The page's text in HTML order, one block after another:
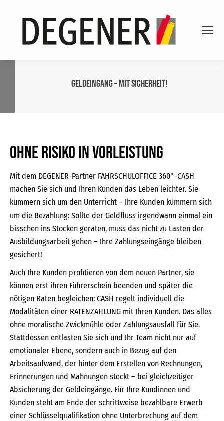
Geldeingang – mit Sicherheit!
Ohne Risiko in Vorleistung
Mit dem DEGENER-Partner FAHRSCHULOFFICE 360°-CASH
machen Sie sich und Ihren Kunden das Leben leichter. Sie
kümmern sich um den Unterricht – Ihre Kunden kümmern sich
um die Bezahlung: Sollte der Geldfluss irgendwann einmal ein
bisschen ins Stocken geraten, muss das nicht zu Lasten der
Ausbildungsarbeit gehen – Ihre Zahlungseingänge bleiben
gesichert!
Auch Ihre Kunden profitieren von dem neuen Partner, sie
können erst ihren Führerschein beenden und später die
nötigen Raten begleichen: CASH regelt individuell die
Modalitäten einer RATENZAHLUNG mit Ihren Kunden. Das alles
ohne moralische Zwickmühle oder Zahlungsausfall für Sie.
Stattdessen entlasten Sie sich und Ihr Team nicht nur auf
emotionaler Ebene, sondern auch in Bezug auf den
Arbeitsaufwand, der hinter dem Erstellen von Rechnungen,
Erinnerungen und Mahnungen steckt – bei gleichzeitiger
Absicherung der Geldeingänge. Für Ihre Kundinnen und
Kunden steht am Ende der schrittweise bezahlbare Erwerb
einer Schlüsselqualifikation ohne Unterbrechung auf dem